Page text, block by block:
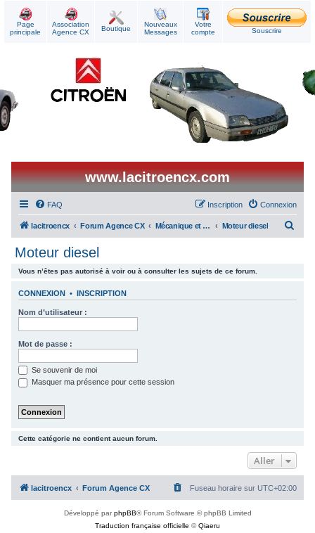
Page
principale
Association
Agence CX
Boutique
Nouveaux
Messages
Votre
compte
Souscrire
www.lacitroencx.com
FAQ Connexion
Inscription
lacitroencx Forum Agence CX Mécanique et Réparations Moteur diesel
Moteur diesel
Vous n’êtes pas autorisé à voir ou à consulter les sujets de ce forum.
CONNEXION • INSCRIPTION
Nom d’utilisateur :
Mot de passe :
Se souvenir de moi
Masquer ma présence pour cette session
Cette catégorie ne contient aucun forum.
Aller
lacitroencx Forum Agence CX Fuseau horaire sur UTC+02:00
Développé parphpBB® Forum Software © phpBB Limited
Traduction française officielle ©Qiaeru